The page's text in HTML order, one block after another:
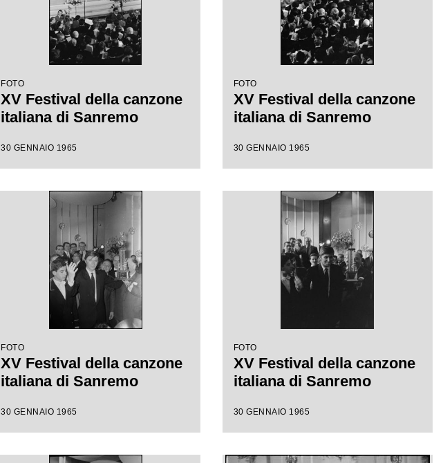
FOTO
XV Festival della canzone
italiana di Sanremo
30 GENNAIO 1965
FOTO
XV Festival della canzone
italiana di Sanremo
30 GENNAIO 1965
FOTO
XV Festival della canzone
italiana di Sanremo
30 GENNAIO 1965
FOTO
XV Festival della canzone
italiana di Sanremo
30 GENNAIO 1965